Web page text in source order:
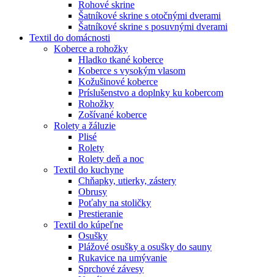
Rohové skrine
Šatníkové skrine s otočnými dverami
Šatníkové skrine s posuvnými dverami
Textil do domácnosti
Koberce a rohožky
Hladko tkané koberce
Koberce s vysokým vlasom
Kožušinové koberce
Príslušenstvo a doplnky ku kobercom
Rohožky
Zošívané koberce
Rolety a žáluzie
Plisé
Rolety
Rolety deň a noc
Textil do kuchyne
Chňapky, utierky, zástery
Obrusy
Poťahy na stoličky
Prestieranie
Textil do kúpeľne
Osušky
Plážové osušky a osušky do sauny
Rukavice na umývanie
Sprchové závesy